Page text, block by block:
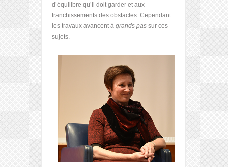
d’équilibre qu’il doit garder et aux
franchissements des obstacles. Cependant
les travaux avancent à grands pas sur ces
sujets.